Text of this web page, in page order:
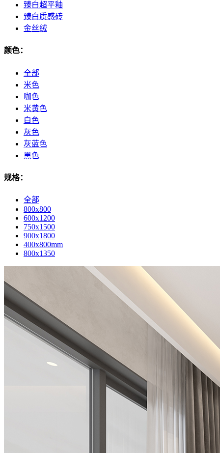
臻白超平釉
臻白质感砖
金丝绒
颜色：
全部
米色
咖色
米黄色
白色
灰色
灰蓝色
黑色
规格：
全部
800x800
600x1200
750x1500
900x1800
400x800mm
800x1350